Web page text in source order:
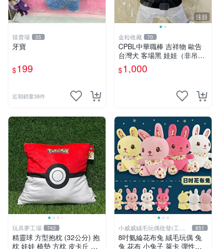
毯賣場 35
牙寶
$199
近期銷量38件
注目
金粒收藏 70
CPBL中華職棒 吉祥物 歐告
台灣犬 客場黑 娃娃（非吊
飾）
$1,000
玩具夢工場 742
精靈球 方型抱枕 (32公分) 抱
枕 娃娃 椅墊 方枕 皮卡丘 神
小威威絨毛玩偶批發(工廠
直營)
851
8吋氨綸花布兔 絨毛玩偶 兔
兔 花布 小兔子 萊卡 彈性布